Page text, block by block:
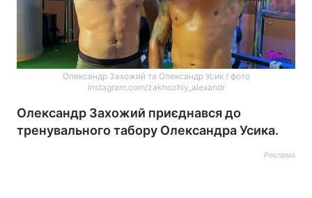
Олександр Захожий та Олександр Усик / фото
instagram.com/zakhozhiy_alexandr
Олександр Захожий приєднався до
тренувального табору Олександра Усика.
Реклама